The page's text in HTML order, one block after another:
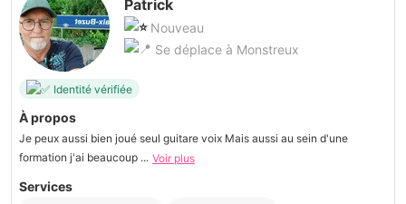
Patrick
Nouveau
Se déplace à Monstreux
Identité vérifiée
À propos
Je peux aussi bien joué seul guitare voix Mais aussi au sein d'une
formation j'ai beaucoup ... Voir plus
Services